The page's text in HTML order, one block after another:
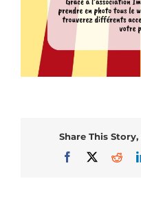
Share This
Facebook
X